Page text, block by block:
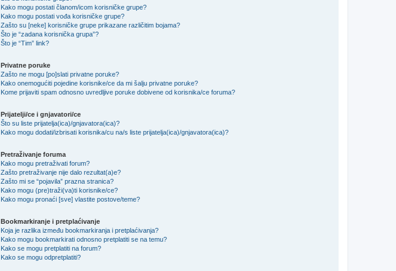
Kako mogu postati članom/icom korisničke grupe?
Kako mogu postati vođa korisničke grupe?
Zašto su [neke] korisničke grupe prikazane različitim bojama?
Što je “zadana korisnička grupa”?
Što je “Tim” link?
Privatne poruke
Zašto ne mogu [po]slati privatne poruke?
Kako onemogućiti pojedine korisnike/ce da mi šalju privatne poruke?
Kome prijaviti spam odnosno uvredljive poruke dobivene od korisnika/ce foruma?
Prijatelji/ce i gnjavatori/ce
Što su liste prijatelja(ica)/gnjavatora(ica)?
Kako mogu dodati/izbrisati korisnika/cu na/s liste prijatelja(ica)/gnjavatora(ica)?
Pretraživanje foruma
Kako mogu pretraživati forum?
Zašto pretraživanje nije dalo rezultat(a)e?
Zašto mi se “pojavila” prazna stranica?
Kako mogu (pre)traži(va)ti korisnike/ce?
Kako mogu pronaći [sve] vlastite postove/teme?
Bookmarkiranje i pretplaćivanje
Koja je razlika između bookmarkiranja i pretplaćivanja?
Kako mogu bookmarkirati odnosno pretplatiti se na temu?
Kako se mogu pretplatiti na forum?
Kako se mogu odpretplatiti?